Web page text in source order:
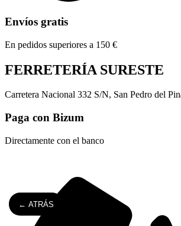
Envíos gratis
En pedidos superiores a 150 €
FERRETERÍA SURESTE
Carretera Nacional 332 S/N, San Pedro del
Paga con Bizum
Directamente con el banco
← ATRÁS